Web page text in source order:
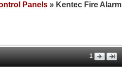
Panels » Kentec Fire Alarm
1